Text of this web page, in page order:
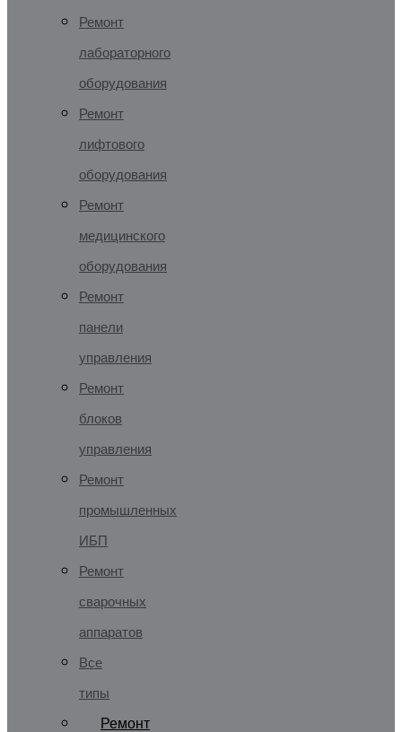
Ремонт
лабораторного
оборудования
Ремонт
лифтового
оборудования
Ремонт
медицинского
оборудования
Ремонт
панели
управления
Ремонт
блоков
управления
Ремонт
промышленных
ИБП
Ремонт
сварочных
аппаратов
Все
типы
Ремонт